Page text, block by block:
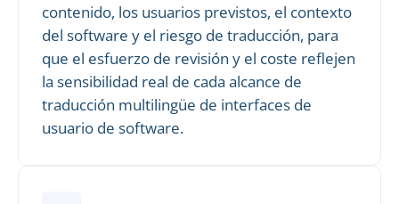
contenido, los usuarios previstos, el contexto
del software y el riesgo de traducción, para
que el esfuerzo de revisión y el coste reflejen
la sensibilidad real de cada alcance de
traducción multilingüe de interfaces de
usuario de software.